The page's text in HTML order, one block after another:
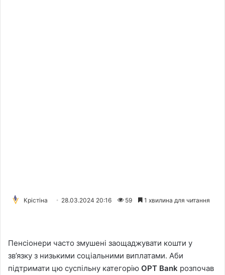
Крістіна 28.03.2024 20:16 59 1 хвилина для читання
Пенсіонери часто змушені заощаджувати кошти у
зв’язку з низькими соціальними виплатами. Аби
підтримати цю суспільну категорію OPT Bank розпочав